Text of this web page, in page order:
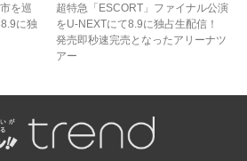
を巡
に独
超特急「ESCORT」ファイナル公演
をU-NEXTにて8.9に独占生配信！
発売即秒速完売となったアリーナツ
アー